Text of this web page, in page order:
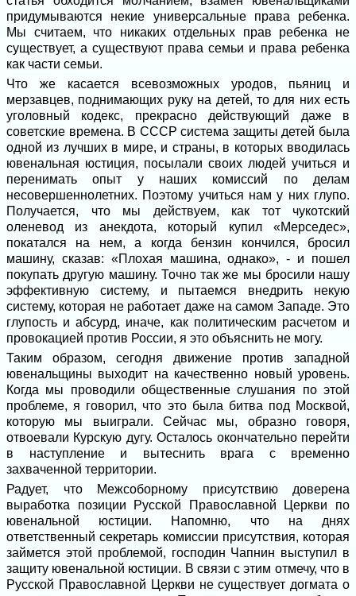
придумываются некие универсальные права ребенка.
Мы считаем, что никаких отдельных прав ребенка не
существует, а существуют права семьи и права ребенка
как части семьи.
Что же касается всевозможных уродов, пьяниц и
мерзавцев, поднимающих руку на детей, то для них есть
уголовный кодекс, прекрасно действующий даже в
советские времена. В СССР система защиты детей была
одной из лучших в мире, и страны, в которых вводилась
ювенальная юстиция, посылали своих людей учиться и
перенимать опыт у наших комиссий по делам
несовершеннолетних. Поэтому учиться нам у них глупо.
Получается, что мы действуем, как тот чукотский
оленевод из анекдота, который купил «Мерседес»,
покатался на нем, а когда бензин кончился, бросил
машину, сказав: «Плохая машина, однако», - и пошел
покупать другую машину. Точно так же мы бросили нашу
эффективную систему, и пытаемся внедрить некую
систему, которая не работает даже на самом Западе. Это
глупость и абсурд, иначе, как политическим расчетом и
провокацией против России, я это объяснить не могу.
Таким образом, сегодня движение против западной
ювенальщины выходит на качественно новый уровень.
Когда мы проводили общественные слушания по этой
проблеме, я говорил, что это была битва под Москвой,
которую мы выиграли. Сейчас мы, образно говоря,
отвоевали Курскую дугу. Осталось окончательно перейти
в наступление и вытеснить врага с временно
захваченной территории.
Радует, что Межсоборному присутствию доверена
выработка позиции Русской Православной Церкви по
ювенальной юстиции. Напомню, что на днях
ответственный секретарь комиссии присутствия, которая
займется этой проблемой, господин Чапнин выступил в
защиту ювенальной юстиции. В связи с этим отмечу, что в
Русской Православной Церкви не существует догмата о